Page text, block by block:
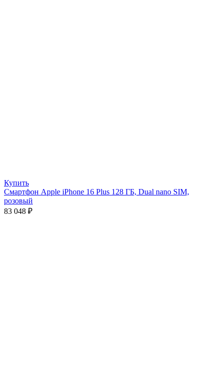
Купить
Смартфон Apple iPhone 16 Plus 128 ГБ, Dual nano SIM,
розовый
83 048 ₽